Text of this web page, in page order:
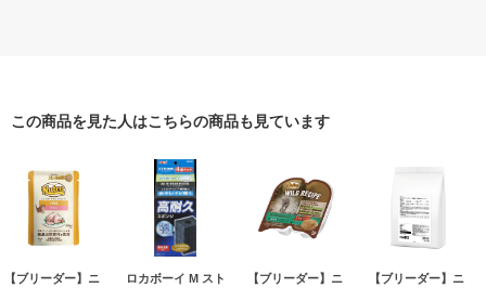
この商品を見た人はこちらの商品も見ています
【ブリーダー】ニ
ロカボーイ M スト
【ブリーダー】ニ
【ブリーダー】ニ